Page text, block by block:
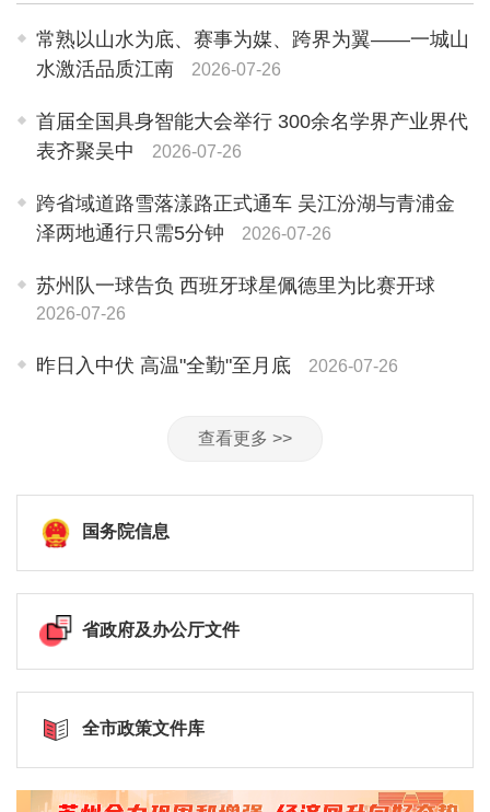
提升干部队伍法治素养、专业能力，加快推...
常熟以山水为底、赛事为媒、跨界为翼——一城山
水激活品质江南
2026-07-26
首届全国具身智能大会举行 300余名学界产业界代
表齐聚吴中
2026-07-26
跨省域道路雪落漾路正式通车 吴江汾湖与青浦金
泽两地通行只需5分钟
2026-07-26
苏州队一球告负 西班牙球星佩德里为比赛开球
2026-07-26
昨日入中伏 高温"全勤"至月底 2026-07-26
查看更多 >>
国务院信息
省政府及办公厅文件
全市政策文件库